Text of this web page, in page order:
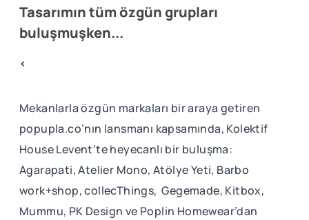
Tasarımın tüm özgün grupları
buluşmuşken...
<
Mekanlarla özgün markaları bir araya getiren
popupla.co’nın lansmanı kapsamında, Kolektif
House Levent’te heyecanlı bir buluşma:
Agarapati, Atelier Mono, Atölye Yeti, Barbo
work+shop, collecThings, Gegemade, Kitbox,
Mummu, PK Design ve Poplin Homewear’dan